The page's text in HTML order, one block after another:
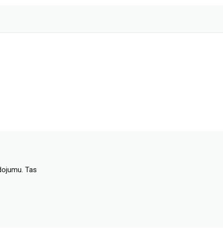
Tas